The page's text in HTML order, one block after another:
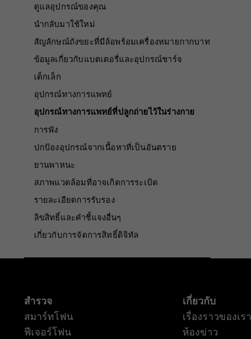
ดูแลอุปกรณ์ของคุณ
นำกลับมาใช้ใหม่
สัญลักษณ์ถังขยะที่มีล้อพร้อมเครื่องหมายกากบาท
ข้อมูลเกี่ยวกับแบตเตอรี่และอุปกรณ์ชาร์จ
เด็กเล็ก
อุปกรณ์ทางการแพทย์
อุปกรณ์ทางการแพทย์ที่ปลูกถ่ายไว้ในร่างกาย
การฟัง
ปกป้องอุปกรณ์จากเนื้อหาที่เป็นอันตราย
ยานพาหนะ
สภาพแวดล้อมที่อาจเกิดการระเบิด
รายละเอียดการรับรอง
ลิขสิทธิ์และคำชี้แจงอื่นๆ
เกี่ยวกับการจัดการสิทธิ์ดิจิทัล
สำรวจ
สมาร์ทโฟน
ฟีเจอร์โฟน
เกี่ยวกับ
เรื่องราวของเรา
ห้องข่าว